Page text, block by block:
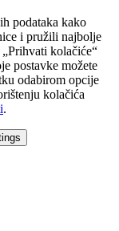
podataka kako
i pružili najbolje
kolačiće“
postavke možete
odabirom opcije
kolačića
.